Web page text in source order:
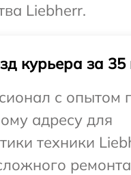
Liebherr.
курьера за 35
с опытом
адресу для
техники